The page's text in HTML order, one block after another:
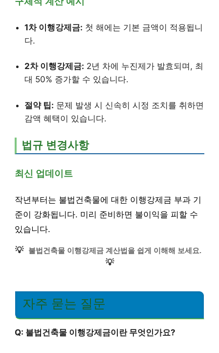
1차 이행강제금: 첫 해에는 기본 금액이 적용됩니
다.
2차 이행강제금: 2년 차에 누진제가 발효되며, 최
대 50% 증가할 수 있습니다.
절약 팁: 문제 발생 시 신속히 시정 조치를 취하면
감액 혜택이 있습니다.
법규 변경사항
최신 업데이트
작년부터는 불법건축물에 대한 이행강제금 부과 기
준이 강화됩니다. 미리 준비하면 불이익을 피할 수
있습니다.
💡 불법건축물 이행강제금 계산법을 쉽게 이해해 보세요.
💡
자주 묻는 질문
Q: 불법건축물 이행강제금이란 무엇인가요?